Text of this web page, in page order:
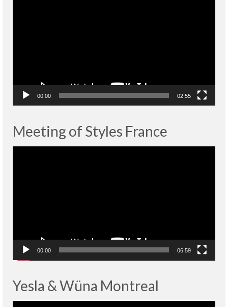
00:00 02:55
Meeting of Styles France
00:00 06:59
Yesla & Wüna Montreal